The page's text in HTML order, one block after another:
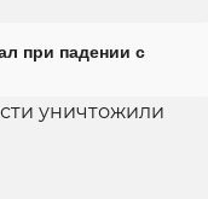
при падении с